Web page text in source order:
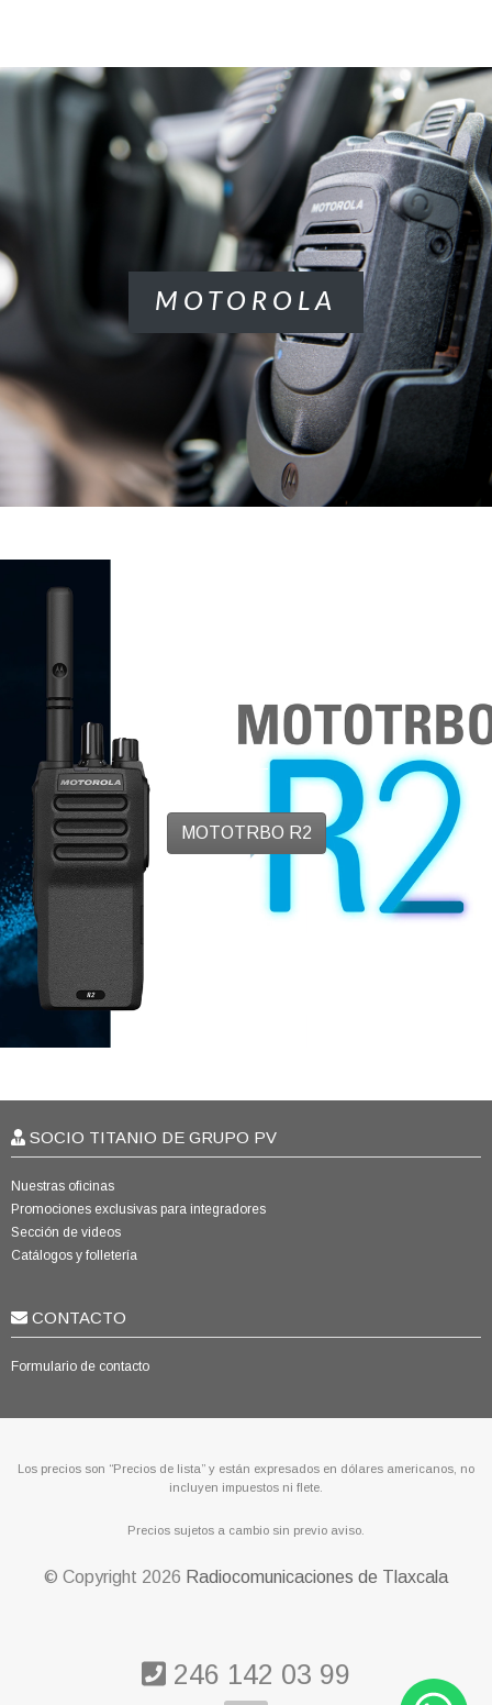
MOTOROLA
MOTOTRBO R2
SOCIO TITANIO DE GRUPO PV
Nuestras oficinas
Promociones exclusivas para integradores
Sección de videos
Catálogos y folletería
CONTACTO
Formulario de contacto
Los precios son “Precios de lista” y están expresados en dólares americanos, no
incluyen impuestos ni flete.
Precios sujetos a cambio sin previo aviso.
© Copyright 2026 Radiocomunicaciones de Tlaxcala
246 142 03 99